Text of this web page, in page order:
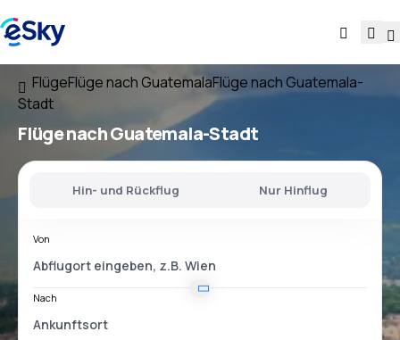
FlügeFlüge nach GuatemalaFlüge nach Guatemala-
Stadt
Flüge nach Guatemala-Stadt
Hin- und Rückflug Nur Hinflug
Von
Nach